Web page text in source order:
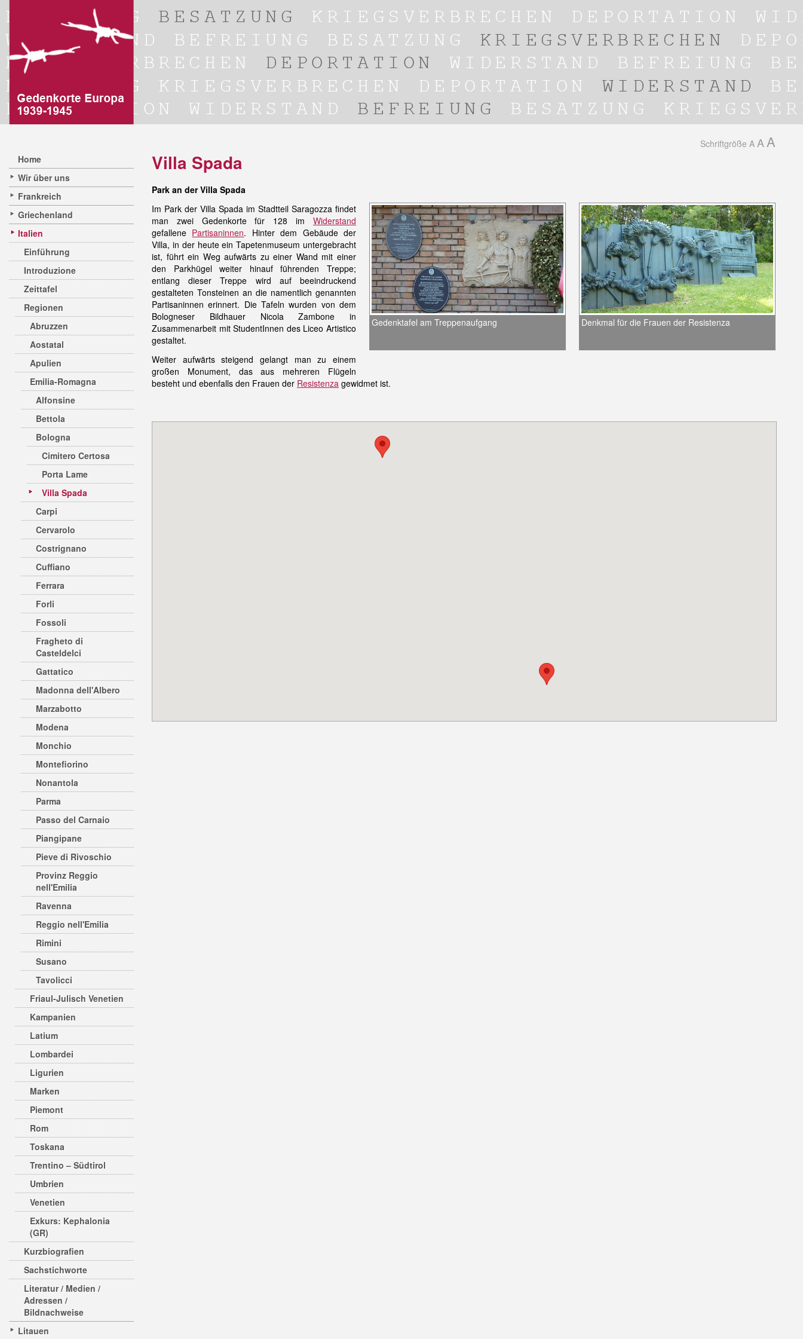
Home
Wir über uns
Frankreich
Griechenland
Italien
Einführung
Introduzione
Zeittafel
Regionen
Abruzzen
Aostatal
Apulien
Emilia-Romagna
Alfonsine
Bettola
Bologna
Cimitero Certosa
Porta Lame
Villa Spada
Carpi
Cervarolo
Costrignano
Cuffiano
Ferrara
Forli
Fossoli
Fragheto di
Casteldelci
Gattatico
Madonna dell'Albero
Marzabotto
Modena
Monchio
Montefiorino
Nonantola
Parma
Passo del Carnaio
Piangipane
Pieve di Rivoschio
Provinz Reggio
nell'Emilia
Ravenna
Reggio nell'Emilia
Rimini
Susano
Tavolicci
Friaul-Julisch Venetien
Kampanien
Latium
Lombardei
Ligurien
Marken
Piemont
Rom
Toskana
Trentino – Südtirol
Umbrien
Venetien
Exkurs: Kephalonia
(GR)
Kurzbiografien
Sachstichworte
Literatur / Medien /
Adressen /
Bildnachweise
Litauen
Schriftgröße A A A
Villa Spada
Park an der Villa Spada
Denkmal für die Frauen der Resistenza
Gedenktafel am Treppenaufgang
Im Park der Villa Spada im Stadtteil Saragozza findet
man zwei Gedenkorte für 128 im Widerstand
gefallene Partisaninnen. Hinter dem Gebäude der
Villa, in der heute ein Tapetenmuseum untergebracht
ist, führt ein Weg aufwärts zu einer Wand mit einer
den Parkhügel weiter hinauf führenden Treppe;
entlang dieser Treppe wird auf beeindruckend
gestalteten Tonsteinen an die namentlich genannten
Partisaninnen erinnert. Die Tafeln wurden von dem
Bologneser Bildhauer Nicola Zambone in
Zusammenarbeit mit StudentInnen des Liceo Artistico
gestaltet.
Weiter aufwärts steigend gelangt man zu einem
großen Monument, das aus mehreren Flügeln
besteht und ebenfalls den Frauen der Resistenza gewidmet ist.